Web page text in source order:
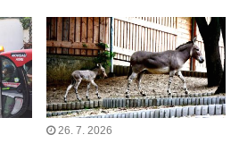
26. 7. 2026